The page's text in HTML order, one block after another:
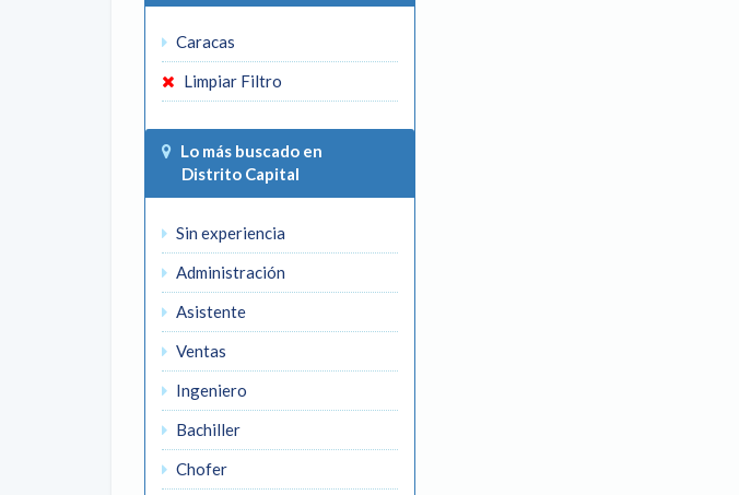
Caracas
Limpiar Filtro
Lo más buscado en
Distrito Capital
Sin experiencia
Administración
Asistente
Ventas
Ingeniero
Bachiller
Chofer